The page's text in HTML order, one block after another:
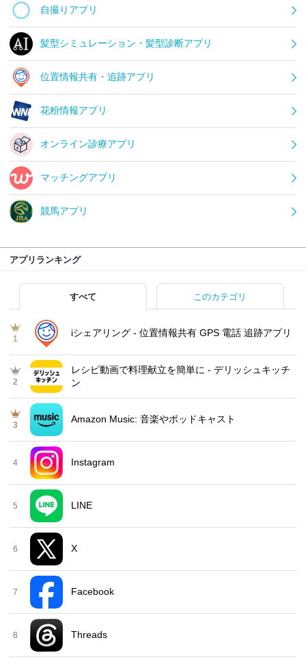
自撮りアプリ
髪型シミュレーション・髪型診断アプリ
位置情報共有・追跡アプリ
花粉情報アプリ
オンライン診療アプリ
マッチングアプリ
競馬アプリ
アプリランキング
すべて このカテゴリ
1
iシェアリング - 位置情報共有 GPS 電話 追跡アプリ
2
レシピ動画で料理献立を簡単‪に - デリッシュキッチ
ン
3
Amazon Music: 音楽やポッドキャスト
4 Instagram
5 LINE
6 X
7 Facebook
8 Threads